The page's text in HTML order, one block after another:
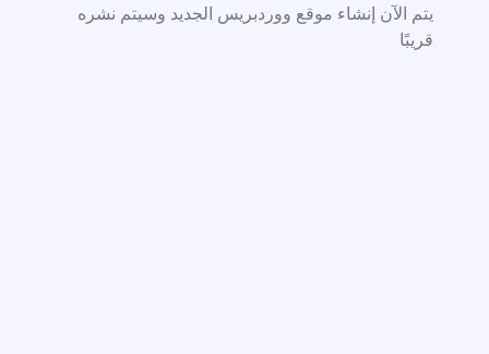
يتم الآن إنشاء موقع ووردبريس الجديد وسيتم نشره
قريبًا